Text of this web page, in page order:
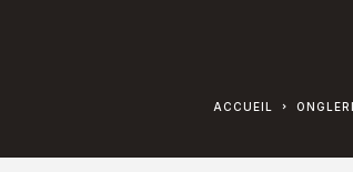
ACCUEIL